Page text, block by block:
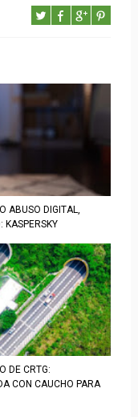
ABUSO DIGITAL,
KASPERSKY
DE CRTG:
CON CAUCHO PARA